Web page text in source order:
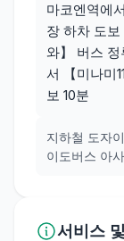
마코엔역에
장 하차 도
와】 버스
서 【미나미
보 10분
지하철 도자
이도버스 아
서비스